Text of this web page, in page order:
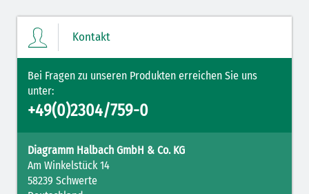
Kontakt
Bei Fragen zu unseren Produkten erreichen Sie uns
unter:
+49(0)2304/759-0
Diagramm Halbach GmbH & Co. KG
Am Winkelstück 14
58239 Schwerte